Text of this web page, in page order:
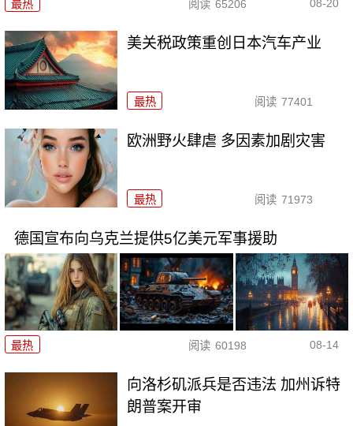
最热 阅读 65206 08-20
美关税政策重创日本汽车产业
最热 阅读 77401
欧洲野火肆虐 多因素加剧灾害
最热 阅读 71973
德国宣布向乌克兰提供5亿美元军事援助
最热 阅读 60198 08-14
向洛杉矶派兵是否违法 加州诉特
朗普案开审